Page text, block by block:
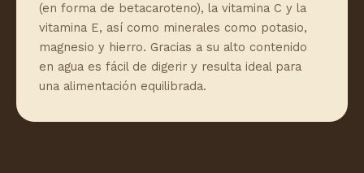
(en forma de betacaroteno), la vitamina C y la
vitamina E, así como minerales como potasio,
magnesio y hierro. Gracias a su alto contenido
en agua es fácil de digerir y resulta ideal para
una alimentación equilibrada.